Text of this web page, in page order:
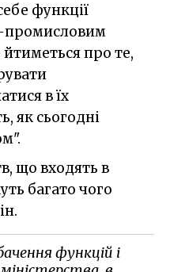
функції
промисловим
про те,
в їх
як сьогодні
що входять в
багато чого
функцій і